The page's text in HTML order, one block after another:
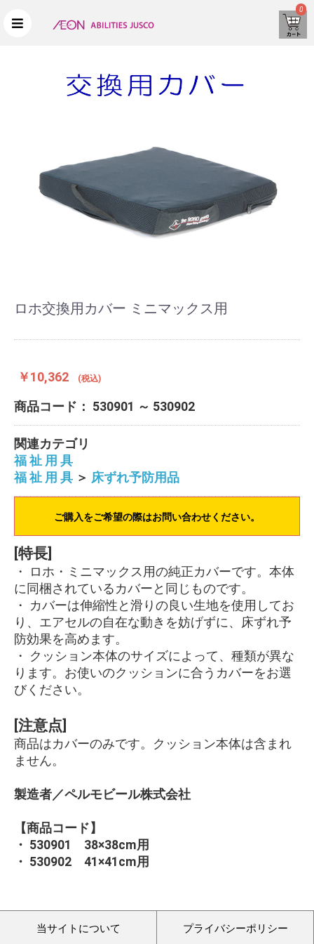
0
ロホ交換用カバー ミニマックス用
￥10,362 (税込)
商品コード： 530901 ～ 530902
関連カテゴリ
福 祉 用 具
福 祉 用 具 ＞ 床ずれ予防用品
ご購入をご希望の際はお問い合わせください。
[特長]
・ ロホ・ミニマックス用の純正カバーです。本体
に同梱されているカバーと同じものです。
・ カバーは伸縮性と滑りの良い生地を使用してお
り、エアセルの自在な動きを妨げずに、床ずれ予
防効果を高めます。
・ クッション本体のサイズによって、種類が異な
ります。お使いのクッションに合うカバーをお選
びください。
[注意点]
商品はカバーのみです。クッション本体は含まれ
ません。
製造者／ペルモビール株式会社
【商品コード】
・ 530901 38×38cm用
・ 530902 41×41cm用
当サイトについて プライバシーポリシー